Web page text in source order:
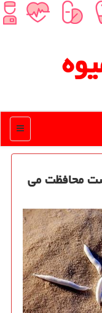
منو
محافظت می